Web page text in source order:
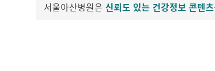
서울아산병원은 신뢰도 있는 건강정보 콘텐